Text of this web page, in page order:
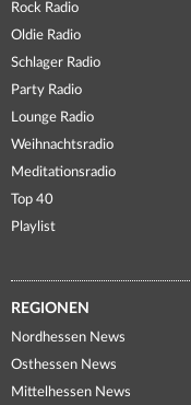
Rock Radio
Oldie Radio
Schlager Radio
Party Radio
Lounge Radio
Weihnachtsradio
Meditationsradio
Top 40
Playlist
REGIONEN
Nordhessen News
Osthessen News
Mittelhessen News